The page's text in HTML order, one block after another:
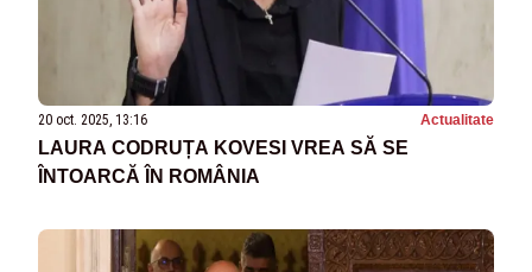
20 oct. 2025, 13:16 Actualitate
LAURA CODRUȚA KOVESI VREA SĂ SE
ÎNTOARCĂ ÎN ROMÂNIA